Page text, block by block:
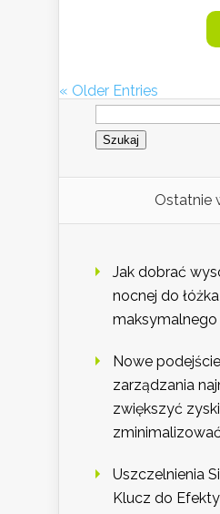
« Older Entries
Szukaj:
Ostatnie
Jak dobrać
nocnej do
Nowe
zarządzania
zwiększyć
Uszczelnienia
Klucz do